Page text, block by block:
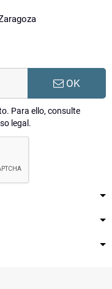
OK
Para ello, consulte
legal.